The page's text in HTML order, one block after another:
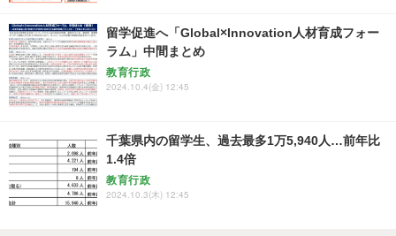
留学促進へ「Global×Innovation人材育成フォー
ラム」中間まとめ
教育行政
2024.10.4(金) 12:45
千葉県内の留学生、過去最多1万5,940人…前年比
1.4倍
教育行政
2024.10.3(木) 12:45